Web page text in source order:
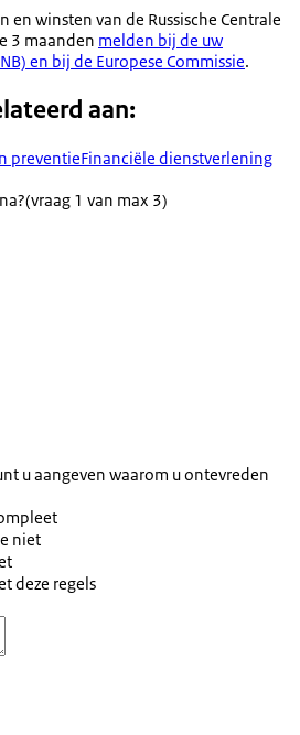
en winsten van de Russische Centrale
3 maanden melden bij de uw
en bij de Europese Commissie.
aan:
preventieFinanciële dienstverlening
(vraag 1 van max 3)
u aangeven waarom u ontevreden
niet
deze regels